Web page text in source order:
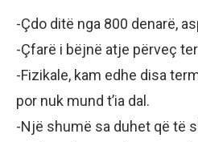
-Çdo ditë nga 800 denarë,
-Çfarë i bëjnë atje përveç
-Fizikale, kam edhe disa
por nuk mund t’ia dal.
-Një shumë sa duhet që të